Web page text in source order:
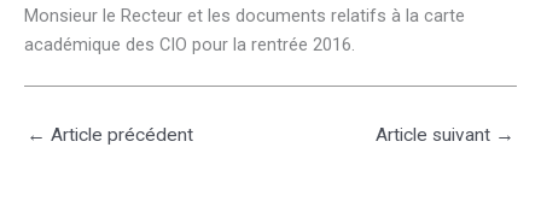
Monsieur le Recteur et les documents relatifs à la carte
académique des CIO pour la rentrée 2016.
← Article précédent Article suivant →